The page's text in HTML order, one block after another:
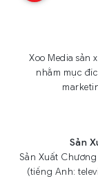
Xoo Media sản
nhằm mục
Sản
Sản Xuất
(tiếng Anh: